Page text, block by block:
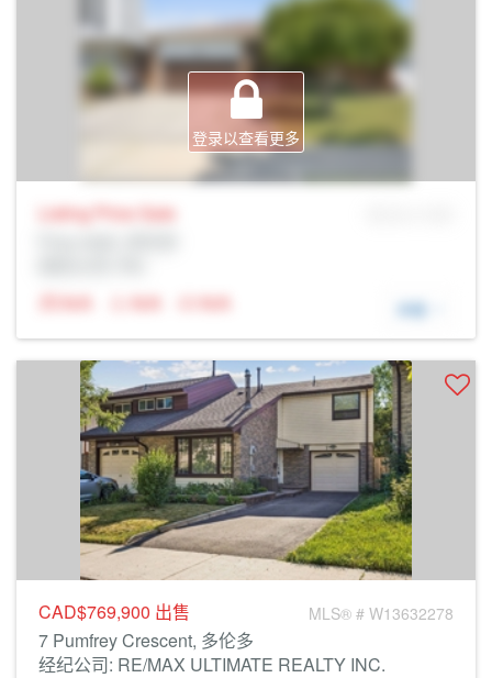
登录以查看更多
Listing Price Sale
N/A
N/A N/A 详细
CAD$769,900 出售 MLS® # W13632278
7 Pumfrey Crescent, 多伦多
经纪公司: RE/MAX ULTIMATE REALTY INC.